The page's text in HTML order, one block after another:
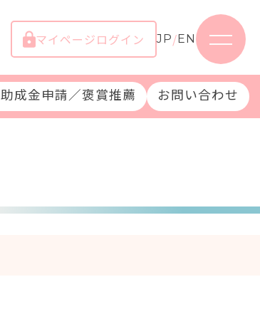
マイページログイン JP/EN
助成金申請／褒賞推薦 お問い合わせ